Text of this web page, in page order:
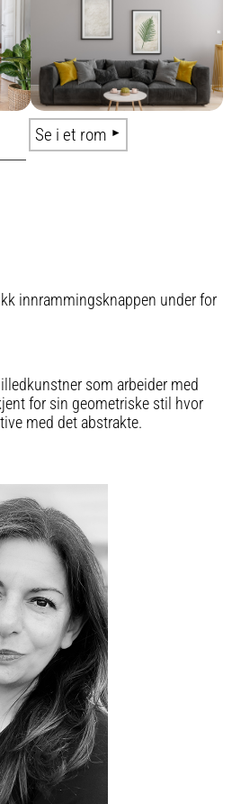
Se i et rom
innrammingsknappen under for
som arbeider med
for sin geometriske stil hvor
med det abstrakte.